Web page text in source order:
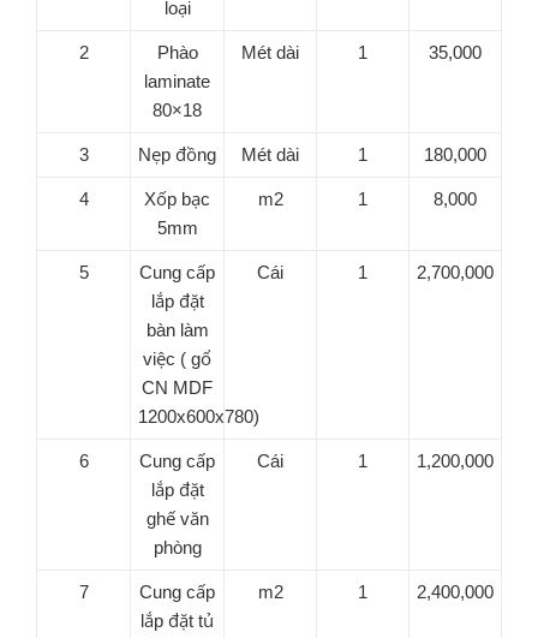
loại
2
Phào
laminate
80×18
Mét dài 1 35,000
3 Nẹp đồng Mét dài 1 180,000
4
Xốp bạc
5mm
m2 1 8,000
5
Cung cấp
lắp đặt
bàn làm
việc ( gổ
CN MDF
1200x600x780)
Cái 1 2,700,000
6
Cung cấp
lắp đặt
ghế văn
phòng
Cái 1 1,200,000
7
Cung cấp
lắp đặt tủ
m2 1 2,400,000